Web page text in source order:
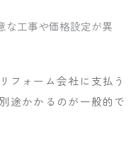
な工事や価格設定が異
フォーム会社に支払う
途かかるのが一般的で